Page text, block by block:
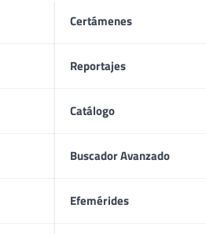
Certámenes
Reportajes
Catálogo
Buscador Avanzado
Efemérides